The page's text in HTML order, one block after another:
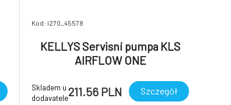
Kod: i270_45578
KELLYS Servisní pumpa KLS
AIRFLOW ONE
Skladem u
dodavatele211.56 PLN Szczegół